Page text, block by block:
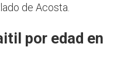
de Acosta.
por edad en